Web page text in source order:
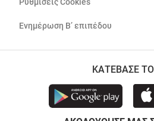
Ενημέρωση Β’ επιπέδου
ΚΑΤΕΒΑΣΕ ΤΟ